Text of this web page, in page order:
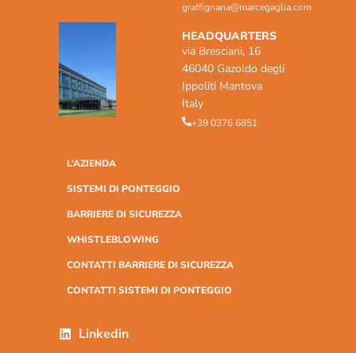
graffignana@marcegaglia.com
HEADQUARTERS
via Bresciani, 16
46040 Gazoldo degli
Ippoliti Mantova
Italy
+39 0376 6851
L’AZIENDA
SISTEMI DI PONTEGGIO
BARRIERE DI SICUREZZA
WHISTLEBLOWING
CONTATTI BARRIERE DI SICUREZZA
CONTATTI SISTEMI DI PONTEGGIO
Linkedin